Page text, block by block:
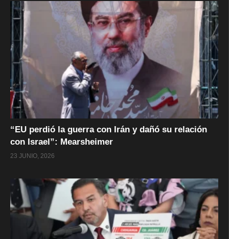
“EU perdió la guerra con Irán y dañó su relación
con Israel”: Mearsheimer
23 JUNIO, 2026